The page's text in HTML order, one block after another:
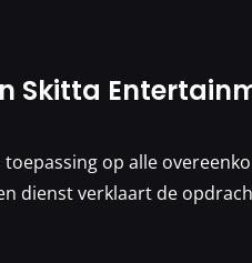
Skitta
op alle
dienst verklaart de